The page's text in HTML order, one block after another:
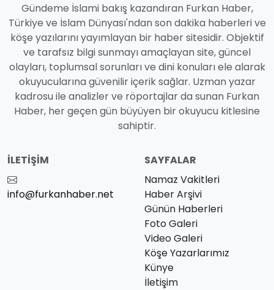
Gündeme İslami bakış kazandıran Furkan Haber,
Türkiye ve İslam Dünyası'ndan son dakika haberleri ve
köşe yazılarını yayımlayan bir haber sitesidir. Objektif
ve tarafsız bilgi sunmayı amaçlayan site, güncel
olayları, toplumsal sorunları ve dini konuları ele alarak
okuyucularına güvenilir içerik sağlar. Uzman yazar
kadrosu ile analizler ve röportajlar da sunan Furkan
Haber, her geçen gün büyüyen bir okuyucu kitlesine
sahiptir.
İLETIŞIM
info@furkanhaber.net
SAYFALAR
Namaz Vakitleri
Haber Arşivi
Günün Haberleri
Foto Galeri
Video Galeri
Köşe Yazarlarımız
Künye
İletişim